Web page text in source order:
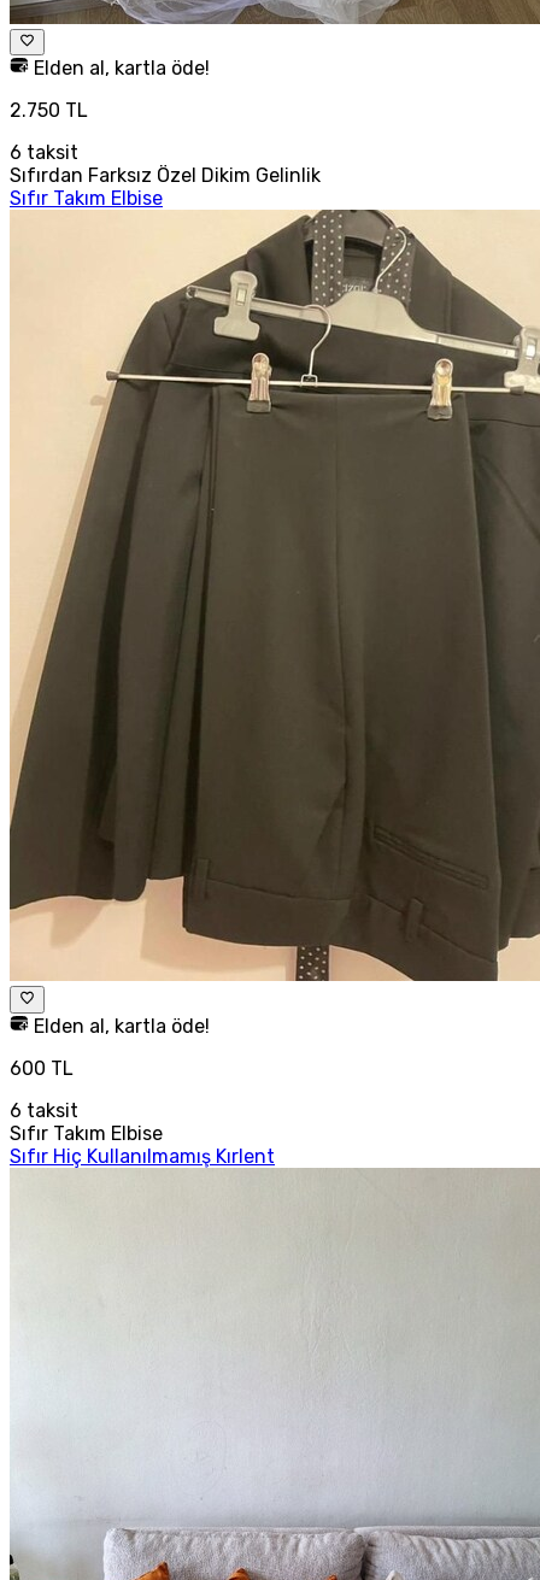
Elden al, kartla öde!
2.750 TL
6 taksit
Sıfırdan Farksız Özel Dikim Gelinlik
Sıfır Takım Elbise
Elden al, kartla öde!
600 TL
6 taksit
Sıfır Takım Elbise
Sıfır Hiç Kullanılmamış Kırlent